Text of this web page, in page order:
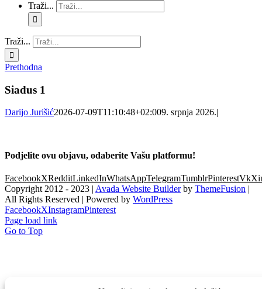
Traži...
Traži...
Prethodna
Siadus 1
Darijo Jurišić2026-07-09T11:10:48+02:009. srpnja 2026.|
Podjelite ovu objavu, odaberite Vašu platformu!
FacebookXRedditLinkedInWhatsAppTelegramTumblrPinterestVk
Copyright 2012 - 2023 | Avada Website Builderby ThemeFusion |
All Rights Reserved | Powered by WordPress
FacebookXInstagramPinterest
Page load link
Go to Top